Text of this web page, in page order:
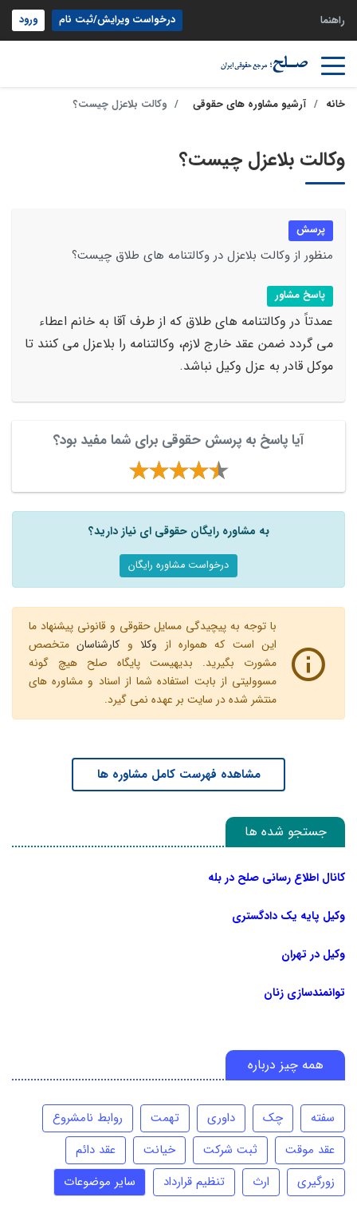
راهنما درخواست ویرایش/ثبت نام ورود
خانه آرشیو مشاوره های حقوقی وکالت بلاعزل چیست؟
وکالت بلاعزل چیست؟
پرسش
منظور از وکالت بلاعزل در وکالتنامه های طلاق چیست؟
پاسخ مشاور
عمدتاً در وکالتنامه های طلاق که از طرف آقا به خانم اعطاء
می گردد ضمن عقد خارج لازم، وکالتنامه را بلاعزل می کنند تا
موکل قادر به عزل وکیل نباشد.
آیا پاسخ به پرسش حقوقی برای شما مفید بود؟
به مشاوره رایگان حقوقی ای نیاز دارید؟
درخواست مشاوره رایگان
با توجه به پیچیدگی مسایل حقوقی و قانونی پیشنهاد ما
این است که همواره از وکلاو کارشناسانمتخصص
مشورت بگیرید. بدیهیست پایگاه صلح هیچ گونه
مسوولیتی از بابت استفاده شما از اسناد و مشاوره های
منتشر شده در سایت بر عهده نمی گیرد.
مشاهده فهرست کامل مشاوره ها
جستجو شده ها
کانال اطلاع رسانی صلح در بله
وکیل پایه یک دادگستری
وکیل در تهران
توانمندسازی زنان
همه چیز درباره
سفته چک داوری تهمت
روابط نامشروع
عقد موقت
ثبت شرکت خیانت
عقد دائم
زورگیری
ارث تنظیم قرارداد سایر موضوعات